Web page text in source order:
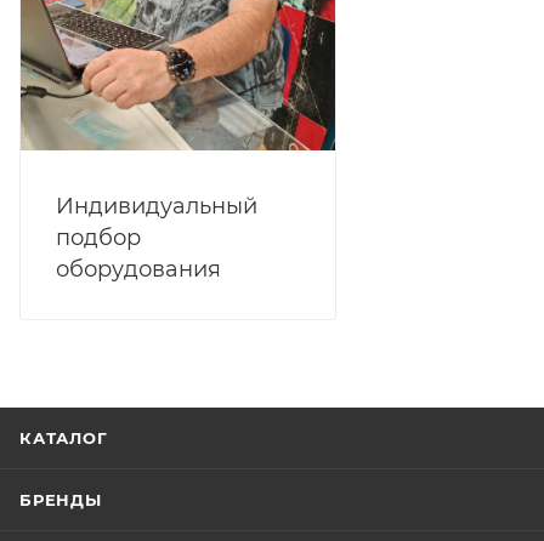
Индивидуальный
подбор
оборудования
КАТАЛОГ
БРЕНДЫ